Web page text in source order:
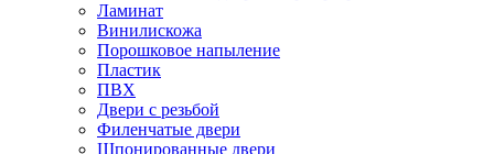
Ламинат
Винилискожа
Порошковое напыление
Пластик
ПВХ
Двери с резьбой
Филенчатые двери
Шпонированные двери